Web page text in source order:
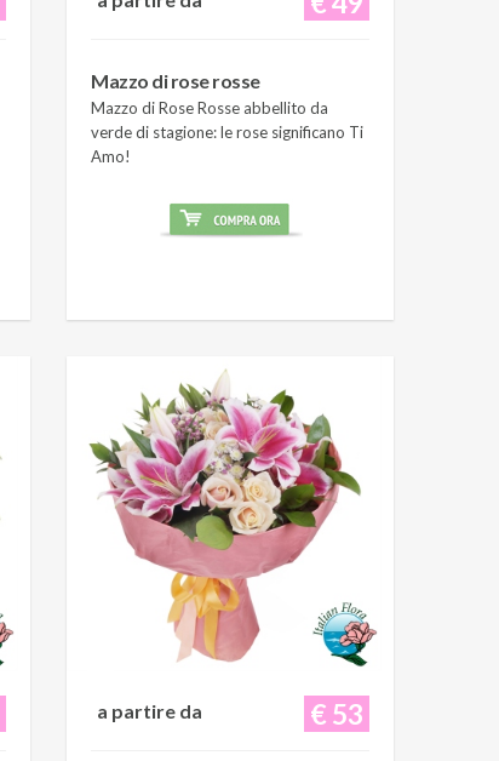
Mazzo di rose rosse
Mazzo di Rose Rosse abbellito da
verde di stagione: le rose significano Ti
Amo!
€ 53
a partire da